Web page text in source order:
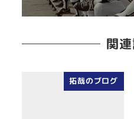
関
拓哉のブログ